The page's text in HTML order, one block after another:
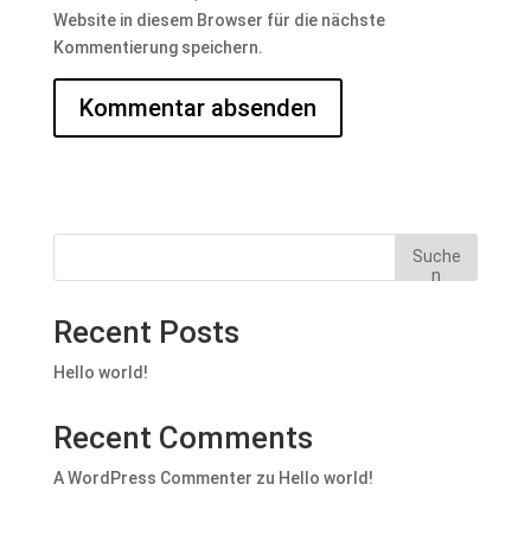
Website in diesem Browser für die nächste
Kommentierung speichern.
Suche
n
Recent Posts
Hello world!
Recent Comments
A WordPress Commenter zu Hello world!